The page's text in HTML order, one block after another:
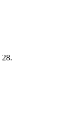
28.